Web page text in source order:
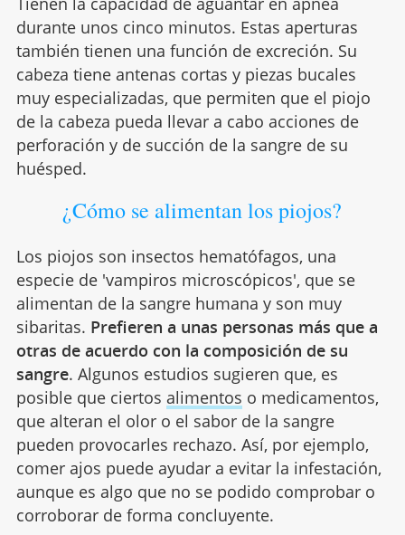
durante unos cinco minutos. Estas aperturas
también tienen una función de excreción. Su
cabeza tiene antenas cortas y piezas bucales
muy especializadas, que permiten que el piojo
de la cabeza pueda llevar a cabo acciones de
perforación y de succión de la sangre de su
huésped.
¿Cómo se alimentan los piojos?
Los piojos son insectos hematófagos, una
especie de 'vampiros microscópicos', que se
alimentan de la sangre humana y son muy
sibaritas. Prefieren a unas personas más que a
otras de acuerdo con la composición de su
sangre. Algunos estudios sugieren que, es
posible que ciertos alimentos o medicamentos,
que alteran el olor o el sabor de la sangre
pueden provocarles rechazo. Así, por ejemplo,
comer ajos puede ayudar a evitar la infestación,
aunque es algo que no se podido comprobar o
corroborar de forma concluyente.